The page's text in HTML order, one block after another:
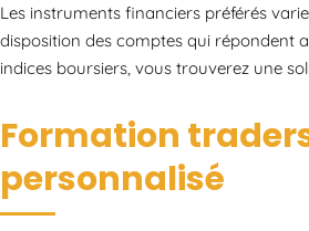
Les instruments financiers préférés
disposition des comptes qui répondent
indices boursiers, vous trouverez une
Formation
personnalisé